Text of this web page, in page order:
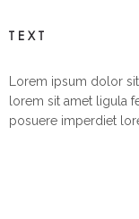
TEXT
Lorem ipsum dolor
lorem sit amet ligula
posuere imperdiet